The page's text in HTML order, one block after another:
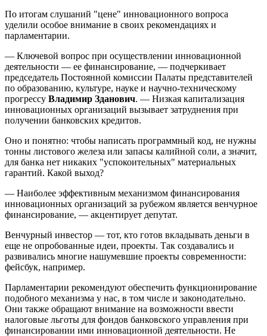
По итогам слушаний "цене" инновационного вопроса
уделили особое внимание в своих рекомендациях и
парламентарии.
— Ключевой вопрос при осуществлении инновационной
деятельности — ее финансирование, — подчеркивает
председатель Постоянной комиссии Палаты представителей
по образованию, культуре, науке и научно-техническому
прогрессу Владимир Зданович. — Низкая капитализация
инновационных организаций вызывает затруднения при
получении банковских кредитов.
Оно и понятно: чтобы написать программный код, не нужны
тонны листового железа или запасы калийной соли, а значит,
для банка нет никаких "успокоительных" материальных
гарантий. Какой выход?
— Наиболее эффективным механизмом финансирования
инновационных организаций за рубежом является венчурное
финансирование, — акцентирует депутат.
Венчурный инвестор — тот, кто готов вкладывать деньги в
еще не опробованные идеи, проекты. Так создавались и
развивались многие нашумевшие проекты современности:
фейсбук, например.
Парламентарии рекомендуют обеспечить функционирование
подобного механизма у нас, в том числе и законодательно.
Они также обращают внимание на возможности ввести
налоговые льготы для фондов банковского управления при
финансировании ими инновационной деятельности. Не